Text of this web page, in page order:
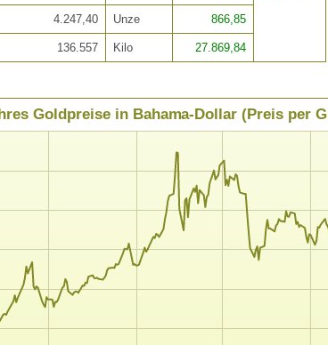
4.247,40 Unze 866,85
136.557 Kilo 27.869,84
Goldpreise in Bahama-Dollar (Preis per